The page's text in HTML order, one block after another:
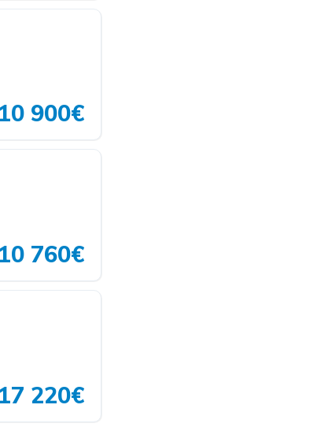
10 900€
10 760€
17 220€